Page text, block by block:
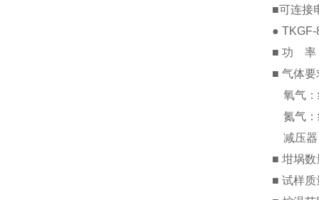
■可连接
● TKGF-
■ 功 率
■ 气体要
氧气：
氮气：
减压器
■ 坩埚
■ 试样